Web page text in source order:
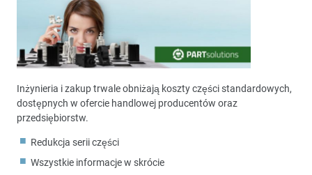
Inżynieria i zakup trwale obniżają koszty części standardowych,
dostępnych w ofercie handlowej producentów oraz
przedsiębiorstw.
Redukcja serii części
Wszystkie informacje w skrócie